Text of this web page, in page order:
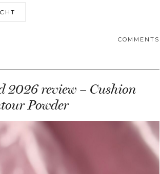
COMMENTS
2026 review – Cushion
Powder